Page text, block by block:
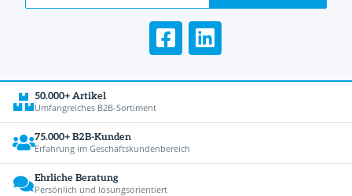
50.000+ Artikel
Umfangreiches B2B-Sortiment
75.000+ B2B-Kunden
Erfahrung im Geschäftskundenbereich
Ehrliche Beratung
Persönlich und lösungsorientiert